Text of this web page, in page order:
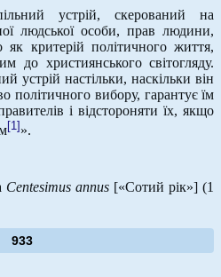
устрій, скерований на
людської особи, прав людини,
як критерій політичного життя,
до християнського світогляду.
устрій настільки, наскільки він
політичного вибору, гарантує їм
і відстороняти їх, якщо
[1] ».
Centesimus annus [«Сотий рік»] (1
933